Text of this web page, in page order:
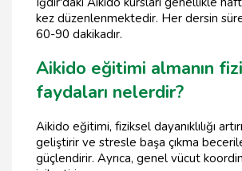
kez düzenlenmektedir. Her dersin
60-90 dakikadır.
Aikido eğitimi almanın
faydaları nelerdir?
Aikido eğitimi, fiziksel dayanıklılığı
geliştirir ve stresle başa çıkma
güçlendirir. Ayrıca, genel vücut